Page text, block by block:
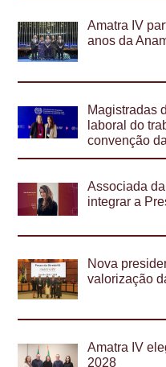
Amatra IV
anos da
Magistradas
laboral do
convenção
Associada
integrar a
Nova
valorização
Amatra IV
2028